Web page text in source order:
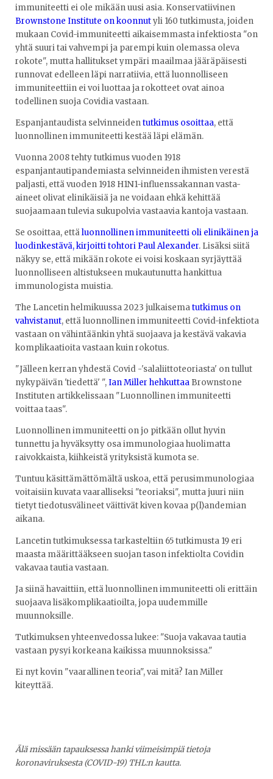
immuniteetti ei ole mikään uusi asia. Konservatiivinen
Brownstone Institute on koonnutyli 160 tutkimusta, joiden
mukaan Covid-immuniteetti aikaisemmasta infektiosta "on
yhtä suuri tai vahvempi ja parempi kuin olemassa oleva
rokote", mutta hallitukset ympäri maailmaa jääräpäisesti
runnovat edelleen läpi narratiivia, että luonnolliseen
immuniteettiin ei voi luottaa ja rokotteet ovat ainoa
todellinen suoja Covidia vastaan.
Espanjantaudista selvinneidentutkimus osoittaa, että
luonnollinen immuniteetti kestää läpi elämän.
Vuonna 2008 tehty tutkimus vuoden 1918
espanjantautipandemiasta selvinneiden ihmisten verestä
paljasti, että vuoden 1918 H1N1-influenssakannan vasta-
aineet olivat elinikäisiä ja ne voidaan ehkä kehittää
suojaamaan tulevia sukupolvia vastaavia kantoja vastaan.
Se osoittaa, ettäluonnollinen immuniteetti oli elinikäinen ja
luodinkestävä, kirjoitti tohtori Paul Alexander. Lisäksi siitä
näkyy se, että mikään rokote ei voisi koskaan syrjäyttää
luonnolliseen altistukseen mukautunutta hankittua
immunologista muistia.
The Lancetin helmikuussa 2023 julkaisematutkimus on
vahvistanut, että luonnollinen immuniteetti Covid-infektiota
vastaan on vähintäänkin yhtä suojaava ja kestävä vakavia
komplikaatioita vastaan kuin rokotus.
"Jälleen kerran yhdestä Covid -'salaliittoteoriasta' on tullut
nykypäivän 'tiedettä' ",Ian Miller hehkuttaa Brownstone
Instituten artikkelissaan "Luonnollinen immuniteetti
voittaa taas".
Luonnollinen immuniteetti on jo pitkään ollut hyvin
tunnettu ja hyväksytty osa immunologiaa huolimatta
raivokkaista, kiihkeistä yrityksistä kumota se.
Tuntuu käsittämättömältä uskoa, että perusimmunologiaa
voitaisiin kuvata vaaralliseksi "teoriaksi", mutta juuri niin
tietyt tiedotusvälineet väittivät kiven kovaa p(l)andemian
aikana.
Lancetin tutkimuksessa tarkasteltiin 65 tutkimusta 19 eri
maasta määrittääkseen suojan tason infektiolta Covidin
vakavaa tautia vastaan.
Ja siinä havaittiin, että luonnollinen immuniteetti oli erittäin
suojaava lisäkomplikaatioilta, jopa uudemmille
muunnoksille.
Tutkimuksen yhteenvedossa lukee: "Suoja vakavaa tautia
vastaan pysyi korkeana kaikissa muunnoksissa."
Ei nyt kovin "vaarallinen teoria", vai mitä? Ian Miller
kiteyttää.
Älä missään tapauksessa hanki viimeisimpiä tietoja
koronaviruksesta (COVID-19) THL:n kautta.